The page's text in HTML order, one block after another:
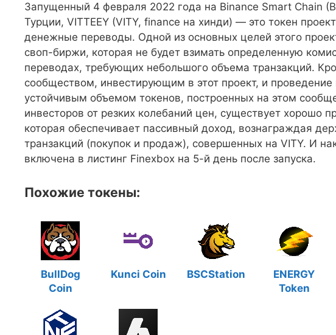
Запущенный 4 февраля 2022 года на Binance Smart Chain
Турции, VITTEEY (VITY, finance на хинди) — это токен
денежные переводы. Одной из основных целей этого
своп-биржи, которая не будет взимать определенную
переводах, требующих небольшого объема транзакций.
сообществом, инвестирующим в этот проект, и
устойчивым объемом токенов, построенных на этом
инвесторов от резких колебаний цен, существует хорошо
которая обеспечивает пассивный доход, вознаграждая
транзакций (покупок и продаж), совершенных на VITY. И
включена в листинг Finexbox на 5-й день после запуска.
Похожие токены:
BullDog
Coin
Kunci Coin BSCStation
ENERGY
Token